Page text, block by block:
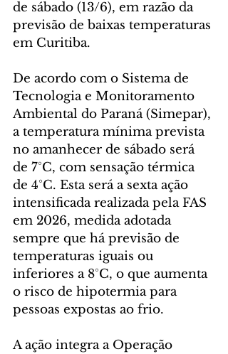
de sábado (13/6), em razão da
previsão de baixas temperaturas
em Curitiba.
De acordo com o Sistema de
Tecnologia e Monitoramento
Ambiental do Paraná (Simepar),
a temperatura mínima prevista
no amanhecer de sábado será
de 7°C, com sensação térmica
de 4°C. Esta será a sexta ação
intensificada realizada pela FAS
em 2026, medida adotada
sempre que há previsão de
temperaturas iguais ou
inferiores a 8°C, o que aumenta
o risco de hipotermia para
pessoas expostas ao frio.
A ação integra a Operação